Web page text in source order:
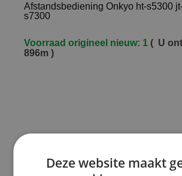
Afstandsbediening Onkyo ht-s5300
s7300
Voorraad origineel nieuw: 1 ( U
896m )
Deze website maakt